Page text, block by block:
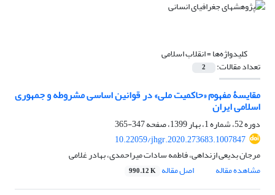
کلیدواژه‌ها =انقلاب اسلامی
تعداد مقالات: 2
مقایسۀ مفهوم «حاکمیت ملی» در قوانین اساسی مشروطه و جمهوری
اسلامی ایران
دوره 52، شماره 1، بهار 1399، صفحه
347-365
10.22059/jhgr.2020.273683.1007847
مرجان بدیعی ازنداهی، فاطمه سادات میراحمدی، بهادر غلامی
مشاهده مقاله
اصل مقاله 990.12 K